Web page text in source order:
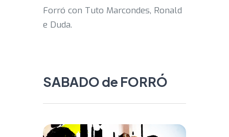
Forró con Tuto Marcondes, Ronald
e Duda.
SABADO de FORRÓ